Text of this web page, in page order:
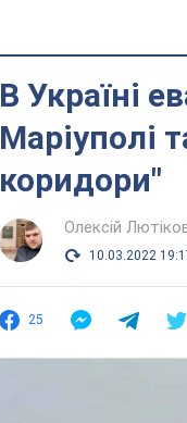
В Україні
Маріуполі
коридори"
Олексій
10.03.2022
25